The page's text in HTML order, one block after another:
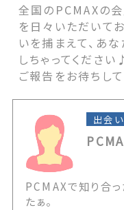
全国のPCMAXの会
を日々いただいて
いを捕まえて、あ
しちゃってください
ご報告をお待ちして
出会
PCMAXで知り合
たぁ。